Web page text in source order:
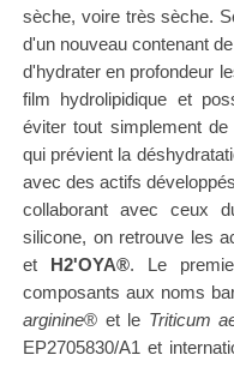
sèche, voire très sèche.
d'un nouveau contenant
d'hydrater en profondeur
film hydrolipidique et
éviter tout simplement de
qui prévient la
avec des actifs
collaborant avec ceux
silicone, on retrouve les
et H2'OYA®. Le
composants aux noms
arginine® et le Triticum
EP2705830/A1 et